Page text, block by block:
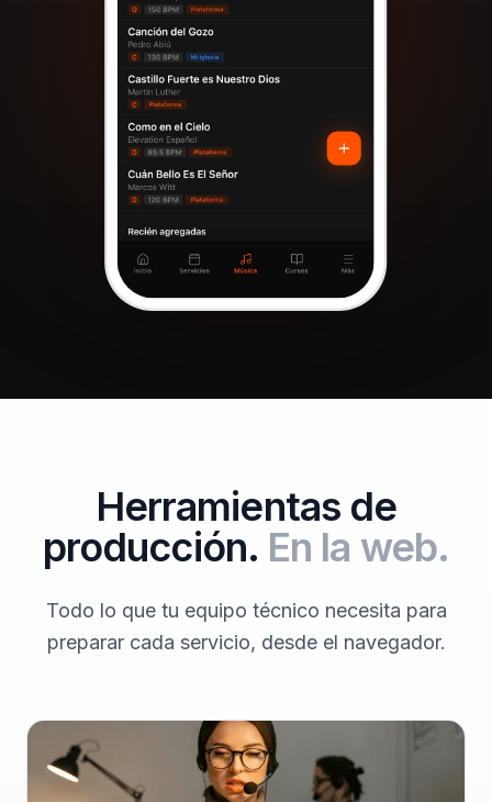
Herramientas de
producción. En la web.
Todo lo que tu equipo técnico necesita para
preparar cada servicio, desde el navegador.